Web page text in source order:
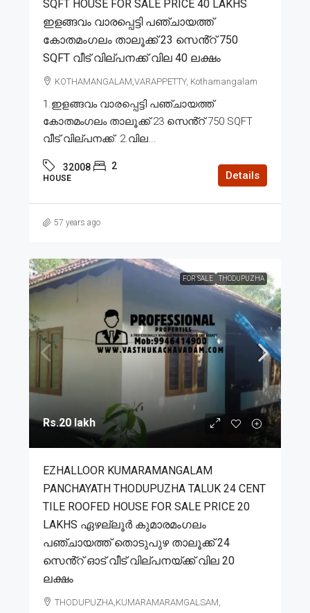
SQFT HOUSE FOR SALE PRICE 40 LAKHS
ഇളങ്ങവം വാരപ്പെട്ടി പഞ്ചായത്ത്
കോതമംഗലം താലൂക്ക് 23 സെൻ്റ് 750
SQFT വീട് വില്പനക്ക് വില 40 ലക്ഷം
KOTHAMANGALAM,VARAPPETTY, Kothamangalam
1.ഇളങ്ങവം വാരപ്പെട്ടി പഞ്ചായത്ത്
കോതമംഗലം താലൂക്ക് 23 സെൻ്റ് 750 SQFT
വീട് വില്പനക്ക്. 2.വില...
32008 2
HOUSE Details
57 years ago
FOR SALE THODUPUZHA
Rs.20 lakh
EZHALLOOR KUMARAMANGALAM
PANCHAYATH THODUPUZHA TALUK 24 CENT
TILE ROOFED HOUSE FOR SALE PRICE 20
LAKHS ഏഴല്ലൂർ കുമാരമംഗലം
പഞ്ചായത്ത് തൊടുപുഴ താലൂക്ക് 24
സെൻ്റ് ഓട് വീട് വില്പനയ്ക്ക് വില 20
ലക്ഷം
THODUPUZHA,KUMARAMARAMGALSAM,